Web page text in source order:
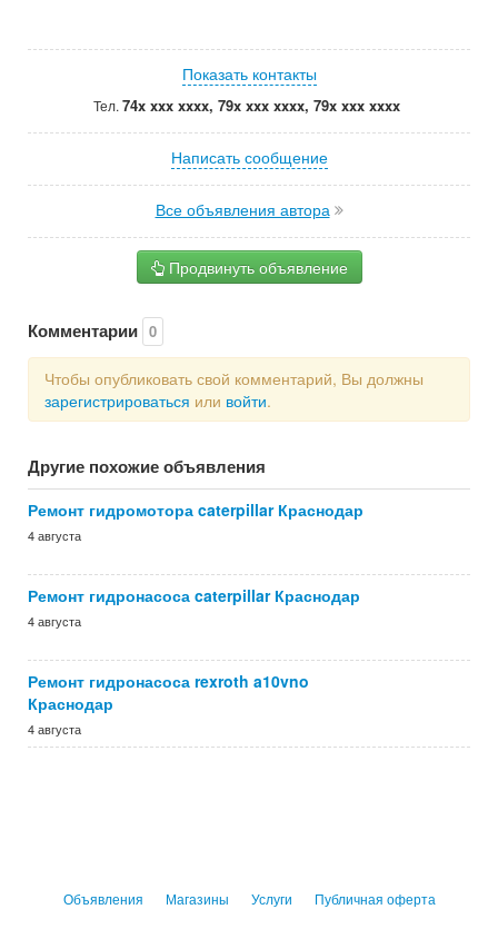
Показать контакты
Тел. 74x xxx xxxx, 79x xxx xxxx, 79x xxx xxxx
Написать сообщение
Все объявления автора
Продвинуть объявление
Комментарии 0
Чтобы опубликовать свой комментарий, Вы должны
зарегистрироваться или войти.
Другие похожие объявления
Ремонт гидромотора caterpillar Краснодар
4 августа
Ремонт гидронасоса caterpillar Краснодар
4 августа
Ремонт гидронасоса rexroth a10vno
Краснодар
4 августа
Объявления Магазины Услуги Публичная оферта